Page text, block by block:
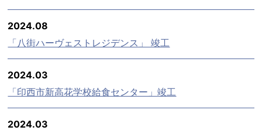
2024.08
「八街ハーヴェストレジデンス」 竣工
2024.03
「印西市新高花学校給食センター」竣工
2024.03